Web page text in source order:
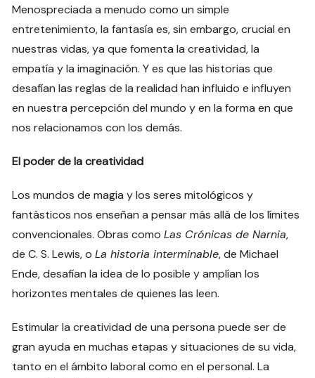
Menospreciada a menudo como un simple
entretenimiento, la fantasía es, sin embargo, crucial en
nuestras vidas, ya que fomenta la creatividad, la
empatía y la imaginación. Y es que las historias que
desafían las reglas de la realidad han influido e influyen
en nuestra percepción del mundo y en la forma en que
nos relacionamos con los demás.
El poder de la creatividad
Los mundos de magia y los seres mitológicos y
fantásticos nos enseñan a pensar más allá de los límites
convencionales. Obras comoLas Crónicas de Narnia,
de C. S. Lewis, oLa historia interminable, de Michael
Ende, desafían la idea de lo posible y amplían los
horizontes mentales de quienes las leen.
Estimular la creatividad de una persona puede ser de
gran ayuda en muchas etapas y situaciones de su vida,
tanto en el ámbito laboral como en el personal. La